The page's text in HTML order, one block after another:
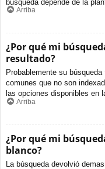
búsqueda depende de la
Arriba
¿Por qué mi
resultado?
Probablemente su
comunes que no son
las opciones disponibles en
Arriba
¿Por qué mi
blanco?
La búsqueda devolvió